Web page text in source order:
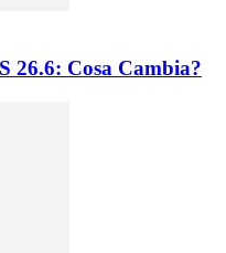
26.6: Cosa Cambia?